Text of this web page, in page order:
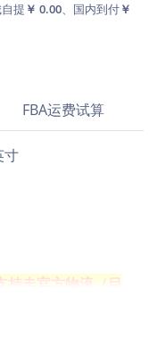
提 ￥ 0.00、国内到付￥
FBA运费试算
寸
打印
持走官方物流（目
单的时候，一定要
在下单后就上传